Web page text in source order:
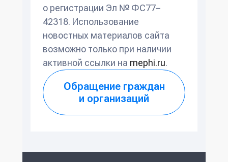
о регистрации Эл № ФС77–
42318. Использование
новостных материалов сайта
возможно только при наличии
активной ссылки на mephi.ru.
Обращение граждан
и организаций